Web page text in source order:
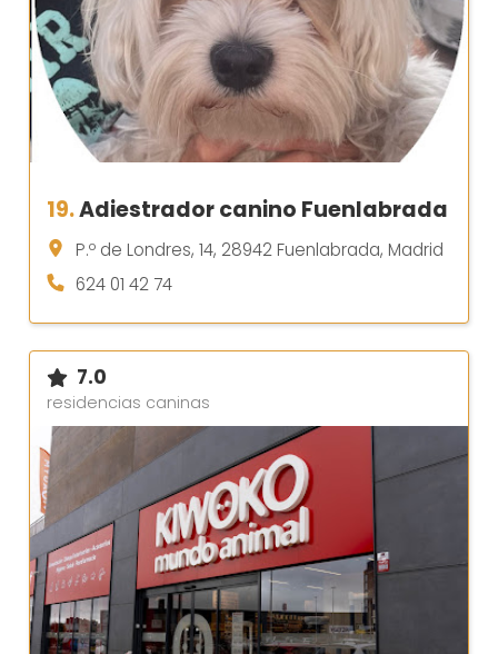
19.Adiestrador canino Fuenlabrada
P.º de Londres, 14, 28942 Fuenlabrada, Madrid
624 01 42 74
7.0
residencias caninas